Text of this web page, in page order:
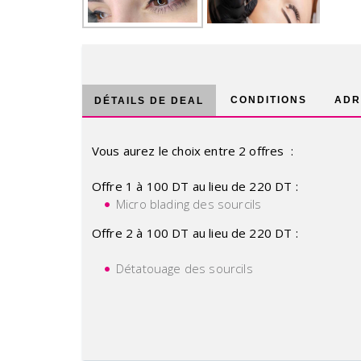
DÉTAILS DE DEAL CONDITIONS
Vous aurez le choix entre 2 offres :
Offre 1 à 100 DT au lieu de 220 DT :
Micro blading des sourcils
Offre 2 à 100 DT au lieu de 220 DT :
Détatouage des sourcils